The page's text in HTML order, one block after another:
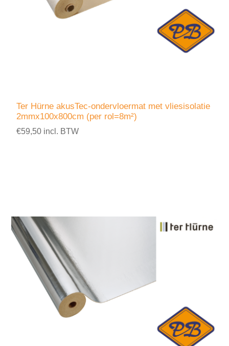
Ter Hürne akusTec-ondervloermat met vliesisolatie
2mmx100x800cm (per rol=8m²)
€59,50 incl. BTW